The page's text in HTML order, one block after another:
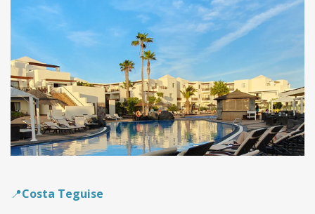
📍Costa Teguise